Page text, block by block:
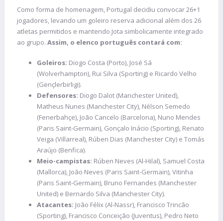
Como forma de homenagem, Portugal decidiu convocar 26+1
jogadores, levando um goleiro reserva adicional além dos 26
atletas permitidos e mantendo Jota simbolicamente integrado
ao grupo. Assim, o elenco português contará com:
Goleiros: Diogo Costa (Porto), José Sá
(Wolverhampton), Rui Silva (Sporting) e Ricardo Velho
(Gençlerbirligi).
Defensores: Diogo Dalot (Manchester United),
Matheus Nunes (Manchester City), Nélson Semedo
(Fenerbahçe), João Cancelo (Barcelona), Nuno Mendes
(Paris Saint-Germain), Gonçalo Inácio (Sporting), Renato
Veiga (Villarreal), Rúben Dias (Manchester City) e Tomás
Araújo (Benfica).
Meio-campistas: Rúben Neves (Al-Hilal), Samuel Costa
(Mallorca), João Neves (Paris Saint-Germain), Vitinha
(Paris Saint-Germain), Bruno Fernandes (Manchester
United) e Bernardo Silva (Manchester City).
Atacantes: João Félix (Al-Nassr), Francisco Trincão
(Sporting), Francisco Conceição (Juventus), Pedro Neto